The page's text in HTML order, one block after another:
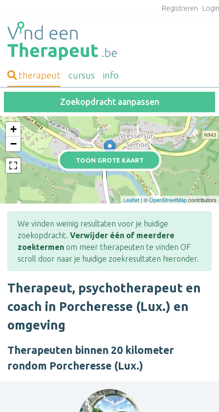
Registreren
therapeut cursus info
Zoekopdracht aanpassen
TOON GROTE KAART
+
−
Leaflet | ©OpenStreetMapcontributors
We vinden weinig resultaten voor je huidige
zoekopdracht. Verwijder één of meerdere
zoektermen om meer therapeuten te vinden OF
scroll door naar je huidige zoekresultaten hieronder.
Therapeut, psychotherapeut en
coach in Porcheresse (Lux.) en
omgeving
Therapeuten binnen 20 kilometer
rondom Porcheresse (Lux.)